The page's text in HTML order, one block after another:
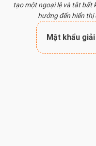
tạo một ngoại lệ và tắt bất
hưởng đến hiển
Mật khẩu